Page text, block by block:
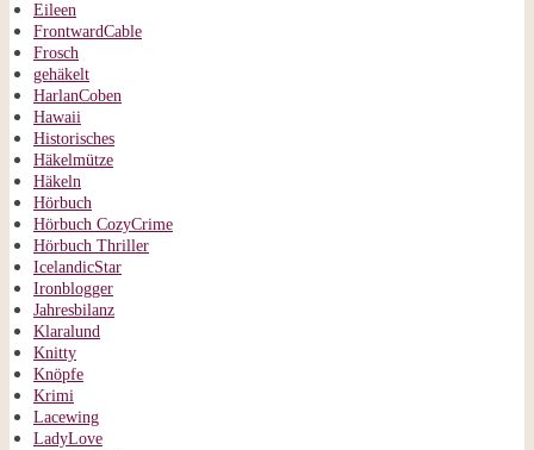
Eileen
FrontwardCable
Frosch
gehäkelt
HarlanCoben
Hawaii
Historisches
Häkelmütze
Häkeln
Hörbuch
Hörbuch CozyCrime
Hörbuch Thriller
IcelandicStar
Ironblogger
Jahresbilanz
Klaralund
Knitty
Knöpfe
Krimi
Lacewing
LadyLove